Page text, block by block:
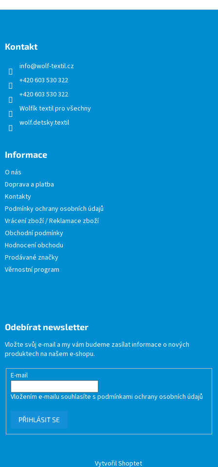
Kontakt
info@wolf-textil.cz
+420 603 530 322
+420 603 530 322
Wolfík textil pro všechny
wolf.detsky.textil
Informace
O nás
Doprava a platba
Kontakty
Podmínky ochrany osobních údajů
Vrácení zboží / Reklamace zboží
Obchodní podmínky
Hodnocení obchodu
Prodávané značky
Věrnostní program
Odebírat newsletter
Vložte svůj e-mail a my vám budeme zasílat informace o nových
produktech na našem e-shopu.
E-mail
Vložením e-mailu souhlasíte s podmínkami ochrany osobních údajů
PŘIHLÁSIT SE
Vytvořil Shoptet